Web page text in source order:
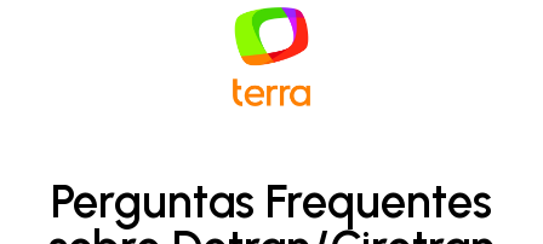
Perguntas Frequentes